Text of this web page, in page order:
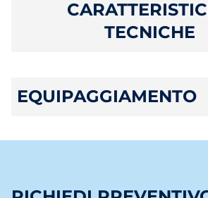
TECNICHE
EQUIPAGGIAMENTO